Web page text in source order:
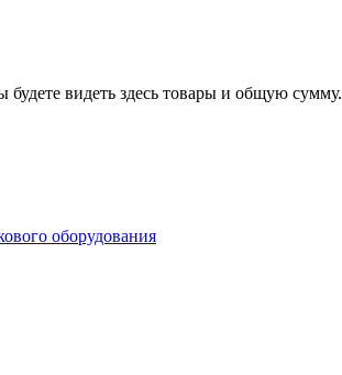
видеть здесь товары и общую сумму.